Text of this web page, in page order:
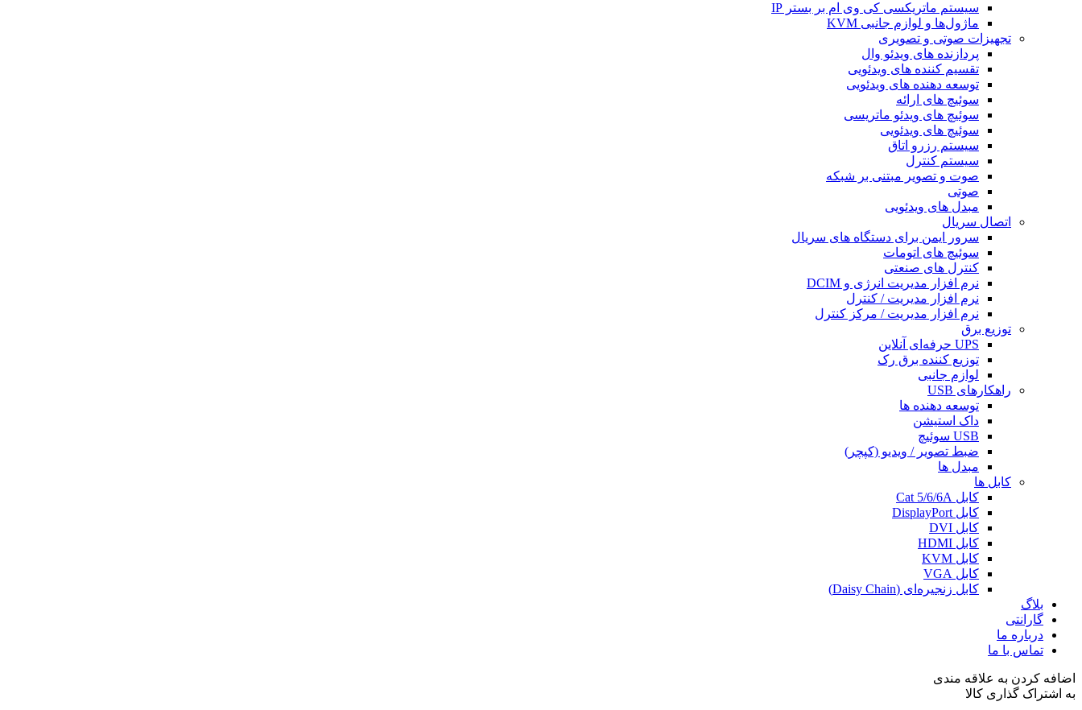
سیستم ماتریکسی کی وی ام بر بستر IP
ماژول‌ها و لوازم جانبی KVM
تجهیزات صوتی و تصویری
پردازنده های ویدئو وال
تقسیم کننده های ویدئویی
توسعه دهنده های ویدئویی
سوئیچ های ارائه
سوئیچ های‌ ویدئو ماتریسی
سوئیچ های ویدئویی
سیستم رزرو اتاق
سیستم کنترل
صوت و تصویر مبتنی بر شبکه
صوتی
مبدل های ویدئویی
اتصال سریال
سرور ایمن برای دستگاه های سریال
سوئیچ های اتومات
کنترل های صنعتی
نرم افزار مدیریت انرژی و DCIM
نرم افزار مدیریت / کنترل
نرم افزار مدیریت / مرکز کنترل
توزیع برق
UPS حرفه‌ای آنلاین
توزیع کننده برق رک
لوازم جانبی
راهکارهای USB
توسعه دهنده ها
داک استیشن
USB سوئیچ
ضبط تصویر / ویدیو (کپچر)
مبدل ها
کابل ها
کابل‌ Cat 5/6/6A
کابل‌ DisplayPort
کابل‌ DVI
کابل‌ HDMI
کابل‌ KVM
کابل‌ VGA
کابل‌ زنجیره‌ای (Daisy Chain)
بلاگ
گارانتی
درباره ما
تماس با ما
اضافه کردن به علاقه مندی
به اشتراک گذاری کالا